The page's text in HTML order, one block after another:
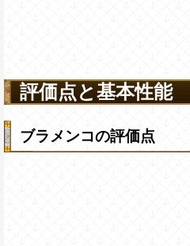
評価点と基本性能
ブラメンコの評価点